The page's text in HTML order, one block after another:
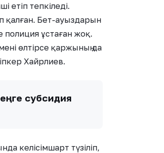
етіп тепкіледі.
қалған. Бет-ауыздарын
ұстаған жоқ.
өлтірсе қаржының да
Хайрлиев.
субсидия
келісімшарт түзіліп,